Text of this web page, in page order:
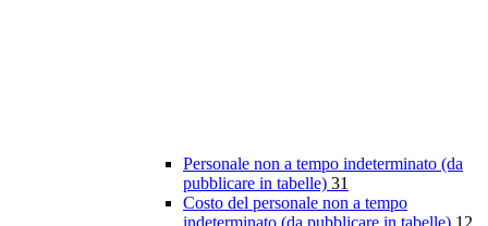
Personale non a tempo indeterminato (da
pubblicare in tabelle) 31
Costo del personale non a tempo